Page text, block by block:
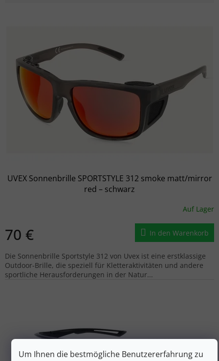
Um Ihnen die bestmögliche Benutzererfahrung zu
UVEX Sonnenbrille SPORTSTYLE 312 smoke matt/mirror
red – schwarz
Auf Lager
70 € In den Warenkorb
Die Sonnenbrille Sportstyle 312 von Uvex ist eine erstklassige
Outdoor-Brille, die speziell für Kletteraktivitäten und andere
sportliche Herausforderungen in der Natur...